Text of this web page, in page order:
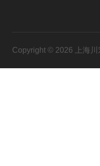
Copyright © 2026 上海